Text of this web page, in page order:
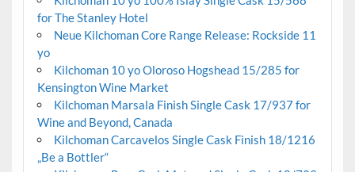
for The Stanley Hotel
Neue Kilchoman Core Range Release: Rockside 11
yo
Kilchoman 10 yo Oloroso Hogshead 15/285 for
Kensington Wine Market
Kilchoman Marsala Finish Single Cask 17/937 for
Wine and Beyond, Canada
Kilchoman Carcavelos Single Cask Finish 18/1216
„Be a Bottler“